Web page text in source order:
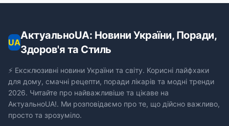
UA
АктуальноUA: Новини України, Поради,
Здоров'я та Стиль
⚡ Ексклюзивні новини України та світу. Корисні лайфхаки
для дому, смачні рецепти, поради лікарів та модні тренди
2026. Читайте про найважливіше та цікаве на
АктуальноUA!. Ми розповідаємо про те, що дійсно важливо,
просто та зрозуміло.